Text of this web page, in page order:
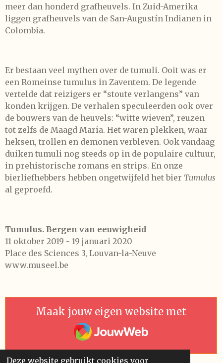
Deze website gebruikt cookies voor
meer dan honderd grafheuvels. In Zuid-Amerika
liggen grafheuvels van de San-Augustín Indianen in
Colombia.
Er bestaan veel mythen over de tumuli. Ooit was er
een Romeinse tumulus in Zaventem. De legende
vertelde dat reizigers er “stoute verlangens” van
konden krijgen. De verhalen speculeerden ook over
de bouwers van de heuvels: “witte wieven”, reuzen
tot zelfs de Maagd Maria. Het waren plekken, waar
heksen, trollen en demonen verbleven. Ook vandaag
duiken tumuli nog steeds op in de populaire cultuur,
in prehistorische romans en strips. En onze
bierliefhebbers hebben ongetwijfeld het bier Tumulus
al geproefd.
Tumulus. Bergen van eeuwigheid
11 oktober 2019 - 19 januari 2020
Place des Sciences 3, Louvan-la-Neuve
www.museel.be
Maak jouw eigen website met
JouwWeb